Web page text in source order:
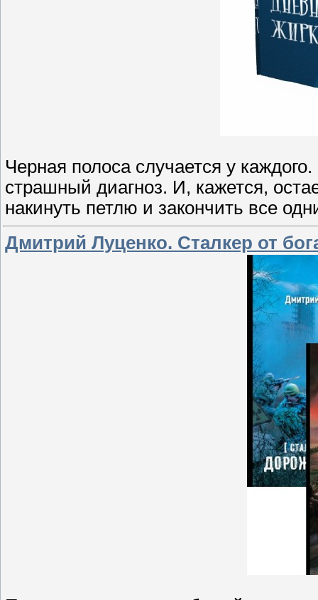
Черная полоса случается у
страшный диагноз. И, кажется,
накинуть петлю и закончить все
Дмитрий Луценко. Сталкер от